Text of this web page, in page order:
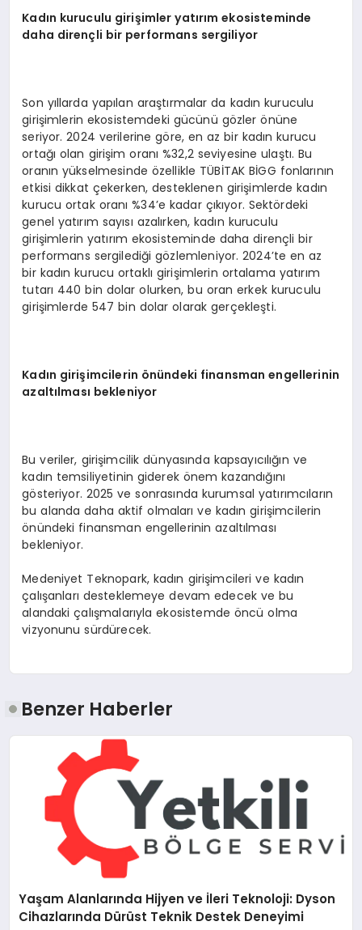
Kadın kuruculu girişimler yatırım ekosisteminde
daha dirençli bir performans sergiliyor
Son yıllarda yapılan araştırmalar da kadın kuruculu
girişimlerin ekosistemdeki gücünü gözler önüne
seriyor. 2024 verilerine göre, en az bir kadın kurucu
ortağı olan girişim oranı %32,2 seviyesine ulaştı. Bu
oranın yükselmesinde özellikle TÜBİTAK BİGG fonlarının
etkisi dikkat çekerken, desteklenen girişimlerde kadın
kurucu ortak oranı %34’e kadar çıkıyor. Sektördeki
genel yatırım sayısı azalırken, kadın kuruculu
girişimlerin yatırım ekosisteminde daha dirençli bir
performans sergilediği gözlemleniyor. 2024’te en az
bir kadın kurucu ortaklı girişimlerin ortalama yatırım
tutarı 440 bin dolar olurken, bu oran erkek kuruculu
girişimlerde 547 bin dolar olarak gerçekleşti.
Kadın girişimcilerin önündeki finansman engellerinin
azaltılması bekleniyor
Bu veriler, girişimcilik dünyasında kapsayıcılığın ve
kadın temsiliyetinin giderek önem kazandığını
gösteriyor. 2025 ve sonrasında kurumsal yatırımcıların
bu alanda daha aktif olmaları ve kadın girişimcilerin
önündeki finansman engellerinin azaltılması
bekleniyor.
Medeniyet Teknopark, kadın girişimcileri ve kadın
çalışanları desteklemeye devam edecek ve bu
alandaki çalışmalarıyla ekosistemde öncü olma
vizyonunu sürdürecek.
Benzer Haberler
Yaşam Alanlarında Hijyen ve İleri Teknoloji: Dyson
Cihazlarında Dürüst Teknik Destek Deneyimi